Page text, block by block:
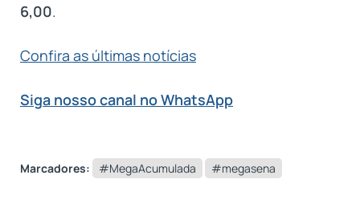
6,00.
Confira as últimas notícias
Siga nosso canal no WhatsApp
Marcadores: #MegaAcumulada #megasena